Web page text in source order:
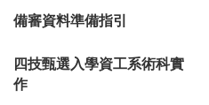
備審資料準備指引
四技甄選入學資工系術科實
作